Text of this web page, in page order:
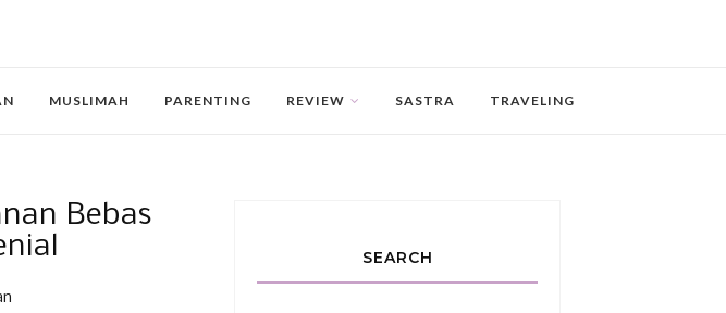
MUSLIMAH PARENTING REVIEW SASTRA TRAVELING
Bebas
SEARCH